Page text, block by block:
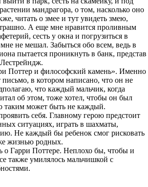
мандрагора, о том, насколько оно
читать о змее и тут увидеть змею,
А еще мне нравится проливным
сесть у окна и погрузиться в
не мешал. Забыться обо всем, ведь в
пытается проникнуть в банк, представ
Поттер и философский камень». Именно
письмо, в котором написано, что он не
что каждый мальчик, когда
об этом, тоже хотел, чтобы он был
может быть не каждый.
себя. Главному герою предстоит
ситуациях, играть в шахматы,
Не каждый бы ребенок смог рисковать
жизнью родных.
о Гарри Поттере. Неплохо бы, чтобы и
также умилялось мальчишкой с